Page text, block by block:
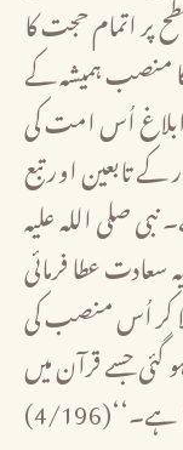
پر اتمام حجت کا
منصب ہمیشہ کے
اُس امت کی
تابعین اور تبع
صلی اللہ علیہ
عطا فرمائی
کر اُس منصب کی
گئی جسے قرآن میں
196)